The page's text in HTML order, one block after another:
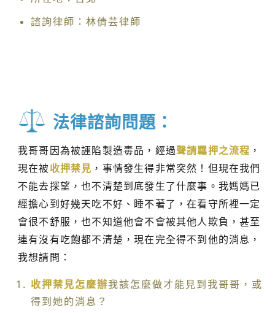
諮詢律師：林倩芸律師
法律諮詢問題：
我哥哥因為被誣陷製造毒品，經過聲請羈押之流程 ，
現在被收押禁見 ，事情發生得非常突然！但現在我們
不能去探望，也不清楚到底發生了什麼事。我媽媽已
經擔心到好幾天吃不好、睡不著了，在看守所裡一定
會很不舒服，也不知道他會不會被其他人欺負，甚至
連有沒有吃飽都不清楚，現在完全得不到他的消息，
我想請問：
收押禁見怎麼辦我該怎麼做才能見到我哥哥，或
得到她的消息？